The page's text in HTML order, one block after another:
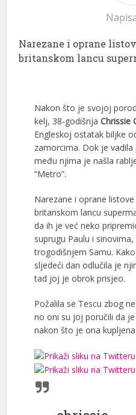
Narezane i oprane
britanskom lancu
Nakon što je svojoj
kelj, 38-godišnja Chrissie
Engleskoj ostatak biljke
zamorcima. Dok je
među njima je našla
“Metro”.
Narezane i oprane
britanskom lancu
da ih je već neko
suprugu Paulu i
trogodišnjem Samu.
sljedeći dan odlučila je
tad joj je obrok prisjeo.
Požalila se Tescu zbog
no oni su joj poručili da
nakon što je ona kupljena.